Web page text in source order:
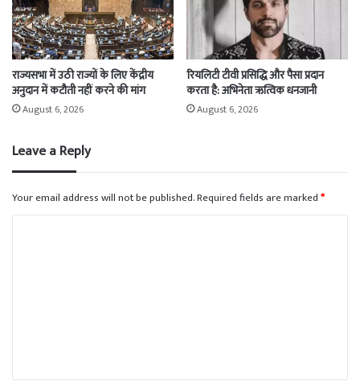
राज्यसभा में उठी राज्यों के लिए केंद्रीय
अनुदान में कटौती नहीं करने की मांग
August 6, 2026
रियलिटी टीवी प्रसिद्धि और पैसा प्रदान
करता है: अभिनेता ऋत्विक धनजानी
August 6, 2026
Leave a Reply
Your email address will not be published.Required fields are marked*